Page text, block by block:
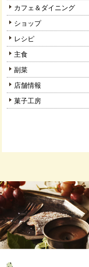
カフェ＆ダイニング
ショップ
レシピ
主食
副菜
店舗情報
菓子工房